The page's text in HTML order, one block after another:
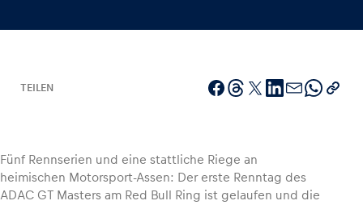
Alle anzeigen
TEILEN
Fünf Rennserien und eine stattliche Riege an
heimischen Motorsport-Assen: Der erste Renntag des
ADAC GT Masters am Red Bull Ring ist gelaufen und die